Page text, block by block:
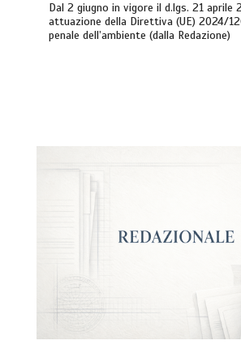
Dal 2 giugno in vigore il d.lgs. 21 aprile
attuazione della Direttiva (UE) 2024/
penale dell’ambiente (dalla Redazione)